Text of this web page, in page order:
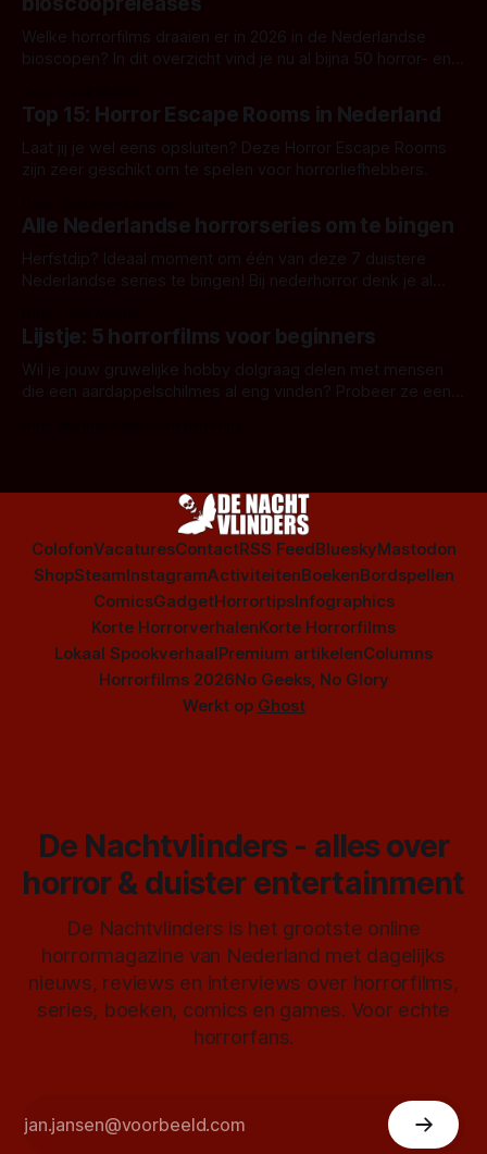
Welke horrorfilms draaien er in 2026 in de Nederlandse
bioscopen? In dit overzicht vind je nu al bijna 50 horror- en
Top 15: Horror Escape Rooms in Nederland
Laat jij je wel eens opsluiten? Deze Horror Escape Rooms
zijn zeer geschikt om te spelen voor horrorliefhebbers.
Alle Nederlandse horrorseries om te bingen
Herfstdip? Ideaal moment om één van deze 7 duistere
Nederlandse series te bingen! Bij nederhorror denk je al
Amsterdamned of The Johnsons. Maar Nederlandse horror
is niet beperkt tot films. Hier een aantal Nederlandse tv-
series uit het duistere of horrorgenre. Als
Lijstje: 5 horrorfilms voor beginners
Wil je jouw gruwelijke hobby dolgraag delen met mensen
die een aardappelschilmes al eng vinden? Probeer ze eens
ColofonVacaturesContactRSS FeedBlueskyMastodon
ShopSteamInstagramActiviteitenBoekenBordspellen
ComicsGadgetHorrortipsInfographics
Korte HorrorverhalenKorte Horrorfilms
Lokaal SpookverhaalPremium artikelenColumns
Horrorfilms 2026No Geeks, No Glory
Werkt op Ghost
De Nachtvlinders - alles over
horror & duister entertainment
De Nachtvlinders is het grootste online
horrormagazine van Nederland met dagelijks
nieuws, reviews en interviews over horrorfilms,
series, boeken, comics en games. Voor echte
horrorfans.